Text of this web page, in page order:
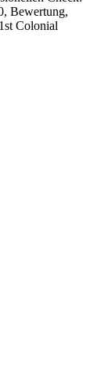
, Bewertung,
1st Colonial